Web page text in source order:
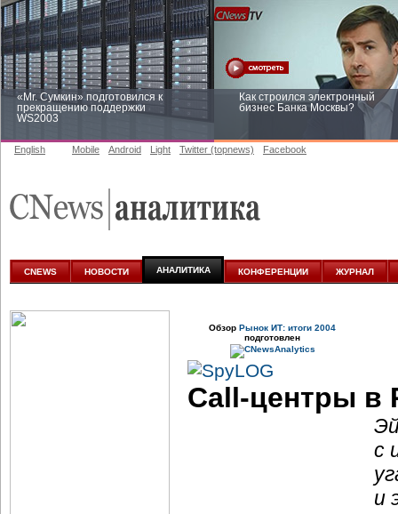
«Mr. Сумкин» подготовился к
прекращению поддержки
WS2003
Как строился электронный
бизнес Банка Москвы?
аналитике
English Mobile Android Light Twitter (topnews) Facebook
CNEWS НОВОСТИ АНАЛИТИКА КОНФЕРЕНЦИИ ЖУРНАЛ
Обзор Рынок ИТ: итоги 2004
подготовлен
Call-центры в
с
и